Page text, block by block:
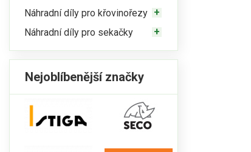
Náhradní díly pro křovinořezy
Náhradní díly pro sekačky
Nejoblíbenější značky